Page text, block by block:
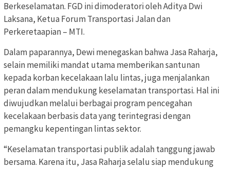
Berkeselamatan. FGD ini dimoderatori oleh Aditya Dwi
Laksana, Ketua Forum Transportasi Jalan dan
Perkeretaapian – MTI.
Dalam paparannya, Dewi menegaskan bahwa Jasa Raharja,
selain memiliki mandat utama memberikan santunan
kepada korban kecelakaan lalu lintas, juga menjalankan
peran dalam mendukung keselamatan transportasi. Hal ini
diwujudkan melalui berbagai program pencegahan
kecelakaan berbasis data yang terintegrasi dengan
pemangku kepentingan lintas sektor.
“Keselamatan transportasi publik adalah tanggung jawab
bersama. Karena itu, Jasa Raharja selalu siap mendukung